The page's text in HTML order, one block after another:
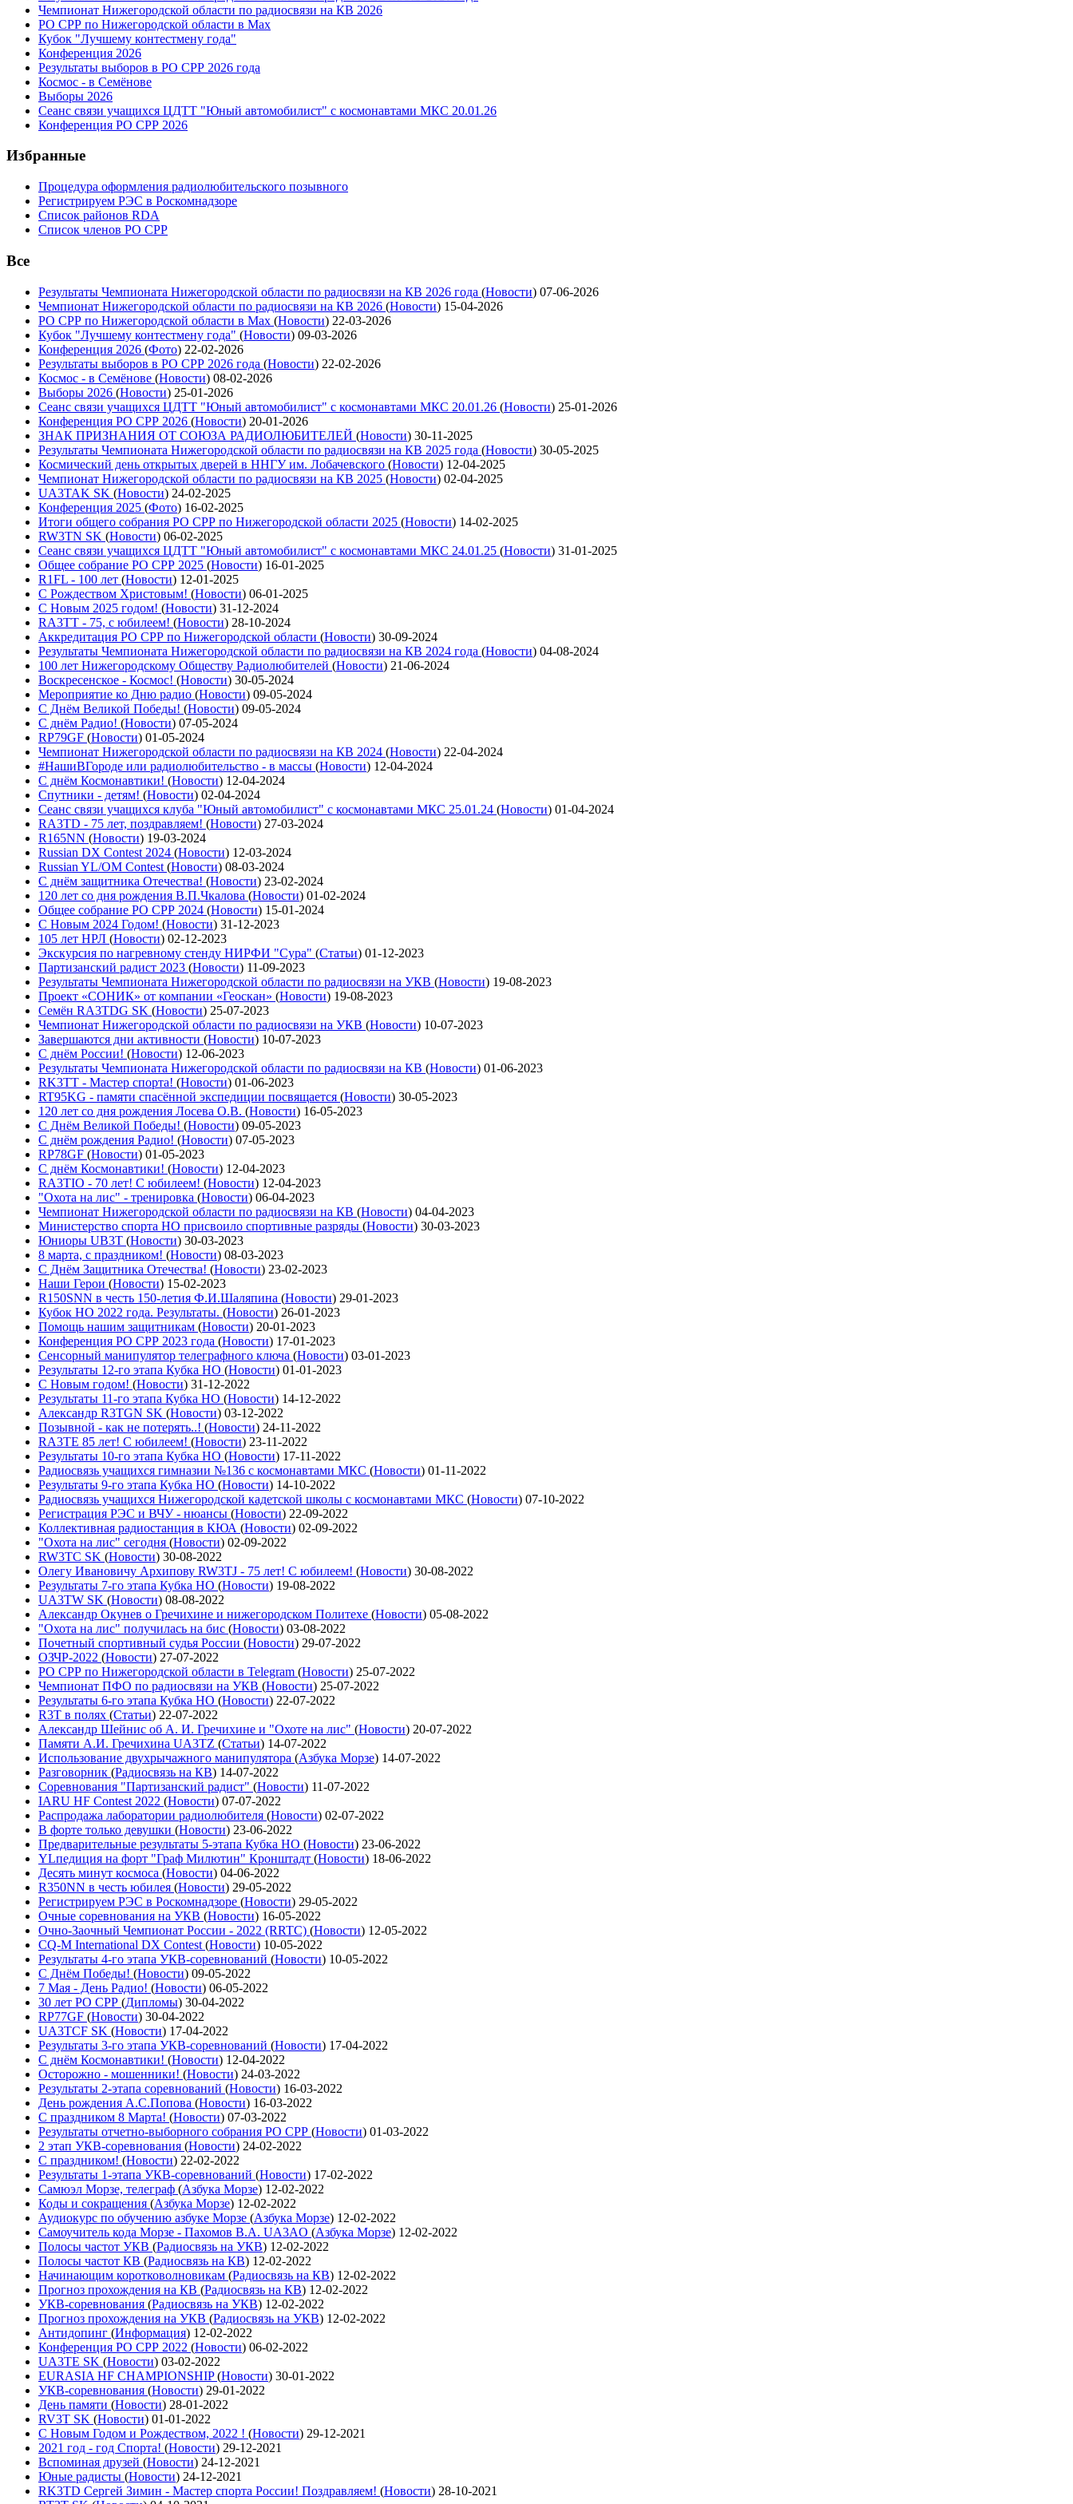
Чемпионат Нижегородской области по радиосвязи на КВ 2026
РО СРР по Нижегородской области в Max
Кубок "Лучшему контестмену года"
Конференция 2026
Результаты выборов в РО СРР 2026 года
Космос - в Семёнове
Выборы 2026
Сеанс связи учащихся ЦДТТ "Юный автомобилист" с космонавтами МКС 20.01.26
Конференция РО СРР 2026
Избранные
Процедура оформления радиолюбительского позывного
Регистрируем РЭС в Роскомнадзоре
Список районов RDA
Список членов РО СРР
Все
Результаты Чемпионата Нижегородской области по радиосвязи на КВ 2026 года (Новости) 07-06-2026
Чемпионат Нижегородской области по радиосвязи на КВ 2026 (Новости) 15-04-2026
РО СРР по Нижегородской области в Max (Новости) 22-03-2026
Кубок "Лучшему контестмену года" (Новости) 09-03-2026
Конференция 2026 (Фото) 22-02-2026
Результаты выборов в РО СРР 2026 года (Новости) 22-02-2026
Космос - в Семёнове (Новости) 08-02-2026
Выборы 2026 (Новости) 25-01-2026
Сеанс связи учащихся ЦДТТ "Юный автомобилист" с космонавтами МКС 20.01.26 (Новости) 25-01-2026
Конференция РО СРР 2026 (Новости) 20-01-2026
ЗНАК ПРИЗНАНИЯ ОТ СОЮЗА РАДИОЛЮБИТЕЛЕЙ (Новости) 30-11-2025
Результаты Чемпионата Нижегородской области по радиосвязи на КВ 2025 года (Новости) 30-05-2025
Космический день открытых дверей в ННГУ им. Лобачевского (Новости) 12-04-2025
Чемпионат Нижегородской области по радиосвязи на КВ 2025 (Новости) 02-04-2025
UA3TAK SK (Новости) 24-02-2025
Конференция 2025 (Фото) 16-02-2025
Итоги общего собрания РО СРР по Нижегородской области 2025 (Новости) 14-02-2025
RW3TN SK (Новости) 06-02-2025
Сеанс связи учащихся ЦДТТ "Юный автомобилист" с космонавтами МКС 24.01.25 (Новости) 31-01-2025
Общее собрание РО СРР 2025 (Новости) 16-01-2025
R1FL - 100 лет (Новости) 12-01-2025
С Рождеством Христовым! (Новости) 06-01-2025
С Новым 2025 годом! (Новости) 31-12-2024
RA3TT - 75, с юбилеем! (Новости) 28-10-2024
Аккредитация РО СРР по Нижегородской области (Новости) 30-09-2024
Результаты Чемпионата Нижегородской области по радиосвязи на КВ 2024 года (Новости) 04-08-2024
100 лет Нижегородскому Обществу Радиолюбителей (Новости) 21-06-2024
Воскресенское - Космос! (Новости) 30-05-2024
Мероприятие ко Дню радио (Новости) 09-05-2024
С Днём Великой Победы! (Новости) 09-05-2024
С днём Радио! (Новости) 07-05-2024
RP79GF (Новости) 01-05-2024
Чемпионат Нижегородской области по радиосвязи на КВ 2024 (Новости) 22-04-2024
#НашиВГороде или радиолюбительство - в массы (Новости) 12-04-2024
С днём Космонавтики! (Новости) 12-04-2024
Спутники - детям! (Новости) 02-04-2024
Сеанс связи учащихся клуба "Юный автомобилист" с космонавтами МКС 25.01.24 (Новости) 01-04-2024
RA3TD - 75 лет, поздравляем! (Новости) 27-03-2024
R165NN (Новости) 19-03-2024
Russian DX Contest 2024 (Новости) 12-03-2024
Russian YL/OM Contest (Новости) 08-03-2024
С днём защитника Отечества! (Новости) 23-02-2024
120 лет со дня рождения В.П.Чкалова (Новости) 01-02-2024
Общее собрание РО СРР 2024 (Новости) 15-01-2024
С Новым 2024 Годом! (Новости) 31-12-2023
105 лет НРЛ (Новости) 02-12-2023
Экскурсия по нагревному стенду НИРФИ "Сура" (Статьи) 01-12-2023
Партизанский радист 2023 (Новости) 11-09-2023
Результаты Чемпионата Нижегородской области по радиосвязи на УКВ (Новости) 19-08-2023
Проект «СОНИК» от компании «Геоскан» (Новости) 19-08-2023
Семён RA3TDG SK (Новости) 25-07-2023
Чемпионат Нижегородской области по радиосвязи на УКВ (Новости) 10-07-2023
Завершаются дни активности (Новости) 10-07-2023
С днём России! (Новости) 12-06-2023
Результаты Чемпионата Нижегородской области по радиосвязи на КВ (Новости) 01-06-2023
RK3TT - Мастер спорта! (Новости) 01-06-2023
RT95KG - памяти спасённой экспедиции посвящается (Новости) 30-05-2023
120 лет со дня рождения Лосева О.В. (Новости) 16-05-2023
С Днём Великой Победы! (Новости) 09-05-2023
С днём рождения Радио! (Новости) 07-05-2023
RP78GF (Новости) 01-05-2023
С днём Космонавтики! (Новости) 12-04-2023
RA3TIO - 70 лет! С юбилеем! (Новости) 12-04-2023
"Охота на лис" - тренировка (Новости) 06-04-2023
Чемпионат Нижегородской области по радиосвязи на КВ (Новости) 04-04-2023
Министерство спорта НО присвоило спортивные разряды (Новости) 30-03-2023
Юниоры UB3T (Новости) 30-03-2023
8 марта, с праздником! (Новости) 08-03-2023
С Днём Защитника Отечества! (Новости) 23-02-2023
Наши Герои (Новости) 15-02-2023
R150SNN в честь 150-летия Ф.И.Шаляпина (Новости) 29-01-2023
Кубок НО 2022 года. Результаты. (Новости) 26-01-2023
Помощь нашим защитникам (Новости) 20-01-2023
Конференция РО СРР 2023 года (Новости) 17-01-2023
Сенсорный манипулятор телеграфного ключа (Новости) 03-01-2023
Результаты 12-го этапа Кубка НО (Новости) 01-01-2023
С Новым годом! (Новости) 31-12-2022
Результаты 11-го этапа Кубка НО (Новости) 14-12-2022
Александр R3TGN SK (Новости) 03-12-2022
Позывной - как не потерять..! (Новости) 24-11-2022
RA3TE 85 лет! С юбилеем! (Новости) 23-11-2022
Результаты 10-го этапа Кубка НО (Новости) 17-11-2022
Радиосвязь учащихся гимназии №136 с космонавтами МКС (Новости) 01-11-2022
Результаты 9-го этапа Кубка НО (Новости) 14-10-2022
Радиосвязь учащихся Нижегородской кадетской школы с космонавтами МКС (Новости) 07-10-2022
Регистрация РЭС и ВЧУ - нюансы (Новости) 22-09-2022
Коллективная радиостанция в КЮА (Новости) 02-09-2022
"Охота на лис" сегодня (Новости) 02-09-2022
RW3TC SK (Новости) 30-08-2022
Олегу Ивановичу Архипову RW3TJ - 75 лет! С юбилеем! (Новости) 30-08-2022
Результаты 7-го этапа Кубка НО (Новости) 19-08-2022
UA3TW SK (Новости) 08-08-2022
Александр Окунев о Гречихине и нижегородском Политехе (Новости) 05-08-2022
"Охота на лис" получилась на бис (Новости) 03-08-2022
Почетный спортивный судья России (Новости) 29-07-2022
ОЗЧР-2022 (Новости) 27-07-2022
РО СРР по Нижегородской области в Telegram (Новости) 25-07-2022
Чемпионат ПФО по радиосвязи на УКВ (Новости) 25-07-2022
Результаты 6-го этапа Кубка НО (Новости) 22-07-2022
R3T в полях (Статьи) 22-07-2022
Александр Шейнис об А. И. Гречихине и "Охоте на лис" (Новости) 20-07-2022
Памяти А.И. Гречихина UA3TZ (Статьи) 14-07-2022
Использование двухрычажного манипулятора (Азбука Морзе) 14-07-2022
Разговорник (Радиосвязь на КВ) 14-07-2022
Соревнования "Партизанский радист" (Новости) 11-07-2022
IARU HF Contest 2022 (Новости) 07-07-2022
Распродажа лаборатории радиолюбителя (Новости) 02-07-2022
В форте только девушки (Новости) 23-06-2022
Предварительные результаты 5-этапа Кубка НО (Новости) 23-06-2022
YLпедиция на форт "Граф Милютин" Кронштадт (Новости) 18-06-2022
Десять минут космоса (Новости) 04-06-2022
R350NN в честь юбилея (Новости) 29-05-2022
Регистрируем РЭС в Роскомнадзоре (Новости) 29-05-2022
Очные соревнования на УКВ (Новости) 16-05-2022
Очно-Заочный Чемпионат России - 2022 (RRTC) (Новости) 12-05-2022
CQ-M International DX Contest (Новости) 10-05-2022
Результаты 4-го этапа УКВ-соревнований (Новости) 10-05-2022
С Днём Победы! (Новости) 09-05-2022
7 Мая - День Радио! (Новости) 06-05-2022
30 лет РО СРР (Дипломы) 30-04-2022
RP77GF (Новости) 30-04-2022
UA3TCF SK (Новости) 17-04-2022
Результаты 3-го этапа УКВ-соревнований (Новости) 17-04-2022
С днём Космонавтики! (Новости) 12-04-2022
Осторожно - мошенники! (Новости) 24-03-2022
Результаты 2-этапа соревнований (Новости) 16-03-2022
День рождения А.С.Попова (Новости) 16-03-2022
С праздником 8 Марта! (Новости) 07-03-2022
Результаты отчетно-выборного собрания РО СРР (Новости) 01-03-2022
2 этап УКВ-соревнования (Новости) 24-02-2022
С праздником! (Новости) 22-02-2022
Результаты 1-этапа УКВ-соревнований (Новости) 17-02-2022
Самюэл Морзе, телеграф (Азбука Морзе) 12-02-2022
Коды и сокращения (Азбука Морзе) 12-02-2022
Аудиокурс по обучению азбуке Морзе (Азбука Морзе) 12-02-2022
Самоучитель кода Морзе - Пахомов В.А. UA3AO (Азбука Морзе) 12-02-2022
Полосы частот УКВ (Радиосвязь на УКВ) 12-02-2022
Полосы частот КВ (Радиосвязь на КВ) 12-02-2022
Начинающим коротковолновикам (Радиосвязь на КВ) 12-02-2022
Прогноз прохождения на КВ (Радиосвязь на КВ) 12-02-2022
УКВ-соревнования (Радиосвязь на УКВ) 12-02-2022
Прогноз прохождения на УКВ (Радиосвязь на УКВ) 12-02-2022
Антидопинг (Информация) 12-02-2022
Конференция РО СРР 2022 (Новости) 06-02-2022
UA3TE SK (Новости) 03-02-2022
EURASIA HF CHAMPIONSHIP(Новости) 30-01-2022
УКВ-соревнования (Новости) 29-01-2022
День памяти (Новости) 28-01-2022
RV3T SK (Новости) 01-01-2022
С Новым Годом и Рождеством, 2022 ! (Новости) 29-12-2021
2021 год - год Cпорта! (Новости) 29-12-2021
Вспоминая друзей (Новости) 24-12-2021
Юные радисты (Новости) 24-12-2021
RK3TD Сергей Зимин - Мастер спорта России! Поздравляем! (Новости) 28-10-2021